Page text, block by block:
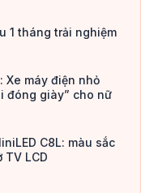
1 tháng trải nghiệm
Xe máy điện nhỏ
đóng giày” cho nữ
C8L: màu sắc
TV LCD